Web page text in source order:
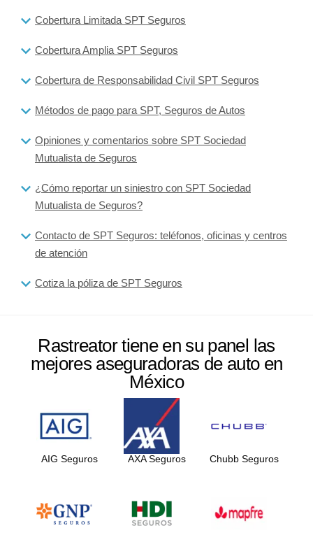
Cobertura Limitada SPT Seguros
Cobertura Amplia SPT Seguros
Cobertura de Responsabilidad Civil SPT Seguros
Métodos de pago para SPT, Seguros de Autos
Opiniones y comentarios sobre SPT Sociedad
Mutualista de Seguros
¿Cómo reportar un siniestro con SPT Sociedad
Mutualista de Seguros?
Contacto de SPT Seguros: teléfonos, oficinas y centros
de atención
Cotiza la póliza de SPT Seguros
Rastreator tiene en su panel las
mejores aseguradoras de auto en
México
AIG Seguros AXA Seguros Chubb Seguros